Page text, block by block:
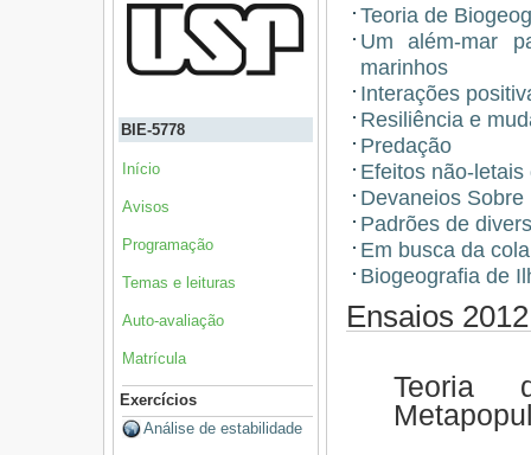
BIE-5778
Início
Avisos
Programação
Temas e leituras
Auto-avaliação
Matrícula
Exercícios
Análise de estabilidade
Teoria de
Um além-mar
marinhos
Interações
Resiliência e
Predação
Efeitos não-
Devaneios
Padrões de
Em busca da
Biogeografia de
Ensaios 2012
Teoria